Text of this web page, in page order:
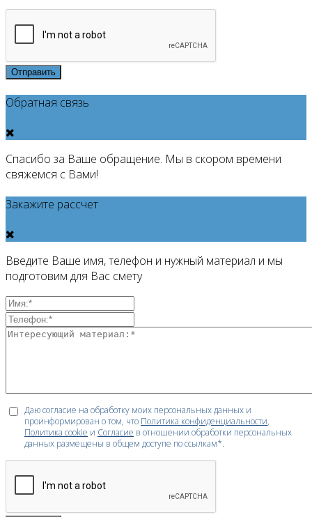
Отправить
Обратная связь
Спасибо за Ваше обращение. Мы в скором времени
свяжемся с Вами!
Закажите рассчет
Введите Ваше имя, телефон и нужный материал и мы
подготовим для Вас смету
Даю согласие на обработку моих персональных данных и
проинформирован о том, что Политика конфиденциальности,
Политика cookie и Согласие в отношении обработки персональных
данных размещены в общем доступе по ссылкам*.